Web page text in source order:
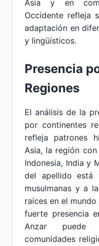
Asia y en
Occidente refleja
adaptación en
y lingüísticos.
Presencia
Regiones
El análisis de la
por continentes
refleja patrones
Asia, la región
Indonesia, India y
del apellido está
musulmanas y a
raíces en el
fuerte presencia
Anzar puede
comunidades